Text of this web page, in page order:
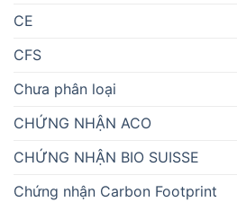
CE
CFS
Chưa phân loại
CHỨNG NHẬN ACO
CHỨNG NHẬN BIO SUISSE
Chứng nhận Carbon Footprint